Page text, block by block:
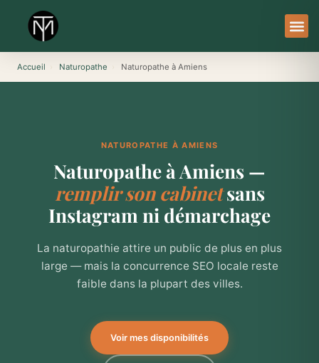
contenu
Accueil Naturopathe Naturopathe à Amiens
NATUROPATHE À AMIENS
Naturopathe à Amiens —
remplir son cabinetsans
Instagram ni démarchage
La naturopathie attire un public de plus en plus
large — mais la concurrence SEO locale reste
faible dans la plupart des villes.
Voir mes disponibilités